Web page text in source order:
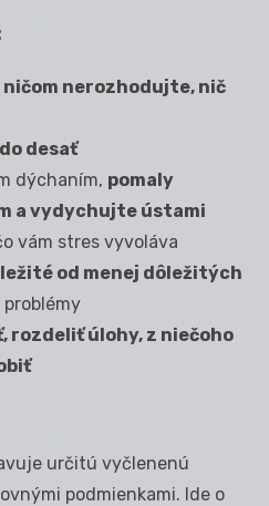
ničom nerozhodujte, nič
desať
dýchaním, pomaly
a vydychujte ústami
vám stres vyvoláva
od menej dôležitých
rozdeliť úlohy, z niečoho
určitú vyčlenenú
podmienkami. Ide o